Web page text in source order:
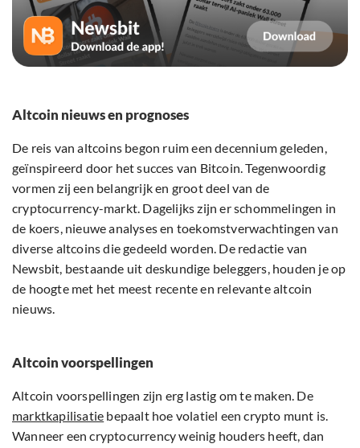
Altcoin nieuws en prognoses
De reis van altcoins begon ruim een decennium geleden,
geïnspireerd door het succes van Bitcoin. Tegenwoordig
vormen zij een belangrijk en groot deel van de
cryptocurrency-markt. Dagelijks zijn er schommelingen in
de koers, nieuwe analyses en toekomstverwachtingen van
diverse altcoins die gedeeld worden. De redactie van
Newsbit, bestaande uit deskundige beleggers, houden je op
de hoogte met het meest recente en relevante altcoin
nieuws.
Altcoin voorspellingen
Altcoin voorspellingen zijn erg lastig om te maken. De
marktkapilisatie bepaalt hoe volatiel een crypto munt is.
Wanneer een cryptocurrency weinig houders heeft, dan